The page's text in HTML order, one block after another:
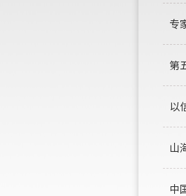
专
第
以
山
中